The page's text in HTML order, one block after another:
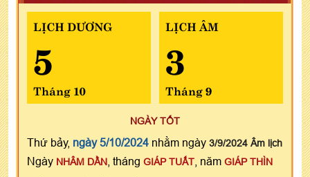
LỊCH DƯƠNG
5
Tháng 10
LỊCH ÂM
3
Tháng 9
NGÀY TỐT
Thứ bảy, ngày 5/10/2024 nhằm ngày 3/9/2024 Âm lịch
Ngày NHÂM DẦN , tháng GIÁP TUẤT , năm GIÁP THÌN